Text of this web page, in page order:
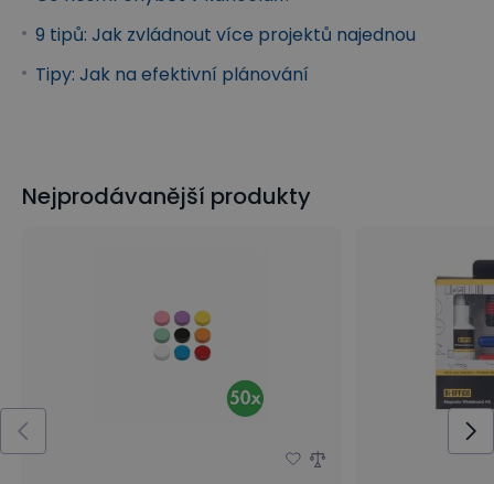
9 tipů: Jak zvládnout více projektů najednou
Tipy: Jak na efektivní plánování
Nejprodávanější produkty